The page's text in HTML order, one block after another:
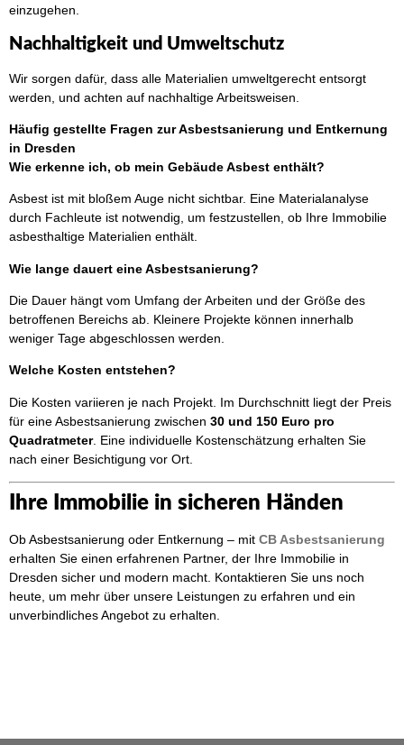
einzugehen.
Nachhaltigkeit und Umweltschutz
Wir sorgen dafür, dass alle Materialien umweltgerecht entsorgt
werden, und achten auf nachhaltige Arbeitsweisen.
Häufig gestellte Fragen zur Asbestsanierung und Entkernung
in Dresden
Wie erkenne ich, ob mein Gebäude Asbest enthält?
Asbest ist mit bloßem Auge nicht sichtbar. Eine Materialanalyse
durch Fachleute ist notwendig, um festzustellen, ob Ihre Immobilie
asbesthaltige Materialien enthält.
Wie lange dauert eine Asbestsanierung?
Die Dauer hängt vom Umfang der Arbeiten und der Größe des
betroffenen Bereichs ab. Kleinere Projekte können innerhalb
weniger Tage abgeschlossen werden.
Welche Kosten entstehen?
Die Kosten variieren je nach Projekt. Im Durchschnitt liegt der Preis
für eine Asbestsanierung zwischen 30 und 150 Euro pro
Quadratmeter. Eine individuelle Kostenschätzung erhalten Sie
nach einer Besichtigung vor Ort.
Ihre Immobilie in sicheren Händen
Ob Asbestsanierung oder Entkernung – mit CB Asbestsanierung
erhalten Sie einen erfahrenen Partner, der Ihre Immobilie in
Dresden sicher und modern macht. Kontaktieren Sie uns noch
heute, um mehr über unsere Leistungen zu erfahren und ein
unverbindliches Angebot zu erhalten.